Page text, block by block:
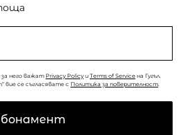
него важат Privacy Policy и Terms of Service на Гугъл.
вие се съгласявате с Политика за поверителност